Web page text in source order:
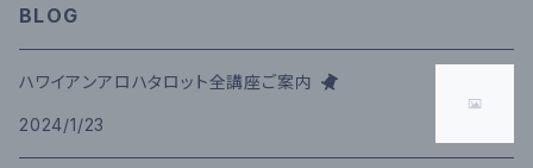
BLOG
ハワイアンアロハタロット全講座ご案内
2024/1/23